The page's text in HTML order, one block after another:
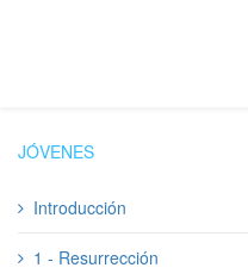
JÓVENES
Introducción
1 - Resurrección